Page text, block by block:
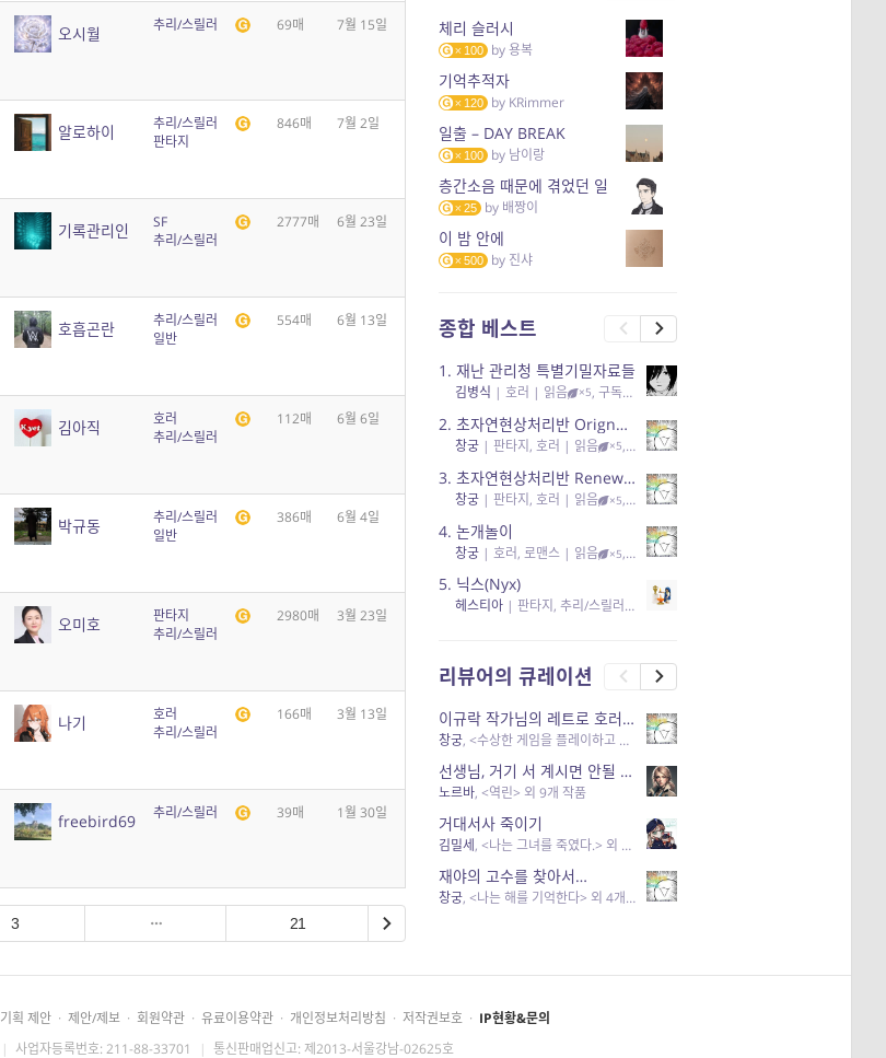
오시월 추리/스릴러 69매 7월 15일
알로하이
추리/스릴러
판타지
846매 7월 2일
기록관리인
SF
추리/스릴러
2777매 6월 23일
호흡곤란
추리/스릴러
일반
554매 6월 13일
김아직
호러
추리/스릴러
112매 6월 6일
박규동
추리/스릴러
일반
386매 6월 4일
오미호
판타지
추리/스릴러
2980매 3월 23일
나기
호러
추리/스릴러
166매 3월 13일
freebird69 추리/스릴러 39매 1월 30일
3 21
체리 슬러시
100 by용복
기억추적자
120 by KRimmer
일출 – DAY BREAK
100 by 남이랑
층간소음 때문에 겪었던 일
25 by 배짱이
이 밤 안에
500 by 진샤
종합 베스트
1. 재난 관리청 특별기밀자료들
김병식 | 호러 | 읽음 ×5, 구독 , 응원95, 리뷰3
2. 초자연현상처리반 Orignal + True Ending
창궁 | 판타지, 호러 | 읽음 ×5, 구독 , 응원6
3. 초자연현상처리반 Renewal
창궁 | 판타지, 호러 | 읽음 ×5, 구독 , 응원82, 리뷰4
4. 논개놀이
창궁 | 호러, 로맨스 | 읽음 ×5, 공감11, 응원25
5. 닉스(Nyx)
헤스티아 | 판타지, 추리/스릴러| 읽음
리뷰어의 큐레이션
이규락 작가님의 레트로 호러 리뷰
창궁, <수상한 게임을 플레이하고 있어> 외 3개 작품
선생님, 거기 서 계시면 안될 것 같은데요-역할 클리셰를 비튼 작품들
노르바, <역린> 외 9개 작품
거대서사 죽이기
김밀세, <나는 그녀를 죽였다.> 외 1개 작품
재야의 고수를 찾아서…
창궁, <나는 해를 기억한다> 외 4개 작품
기획 제안 · 제안/제보 · 회원약관 · 유료이용약관 · 개인정보처리방침 · 저작권보호 · IP현황&문의
| 사업자등록번호: 211-88-33701 | 통신판매업신고: 제2013-서울강남-02625호